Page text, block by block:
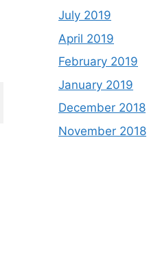
July 2019
April 2019
February 2019
January 2019
December 2018
November 2018